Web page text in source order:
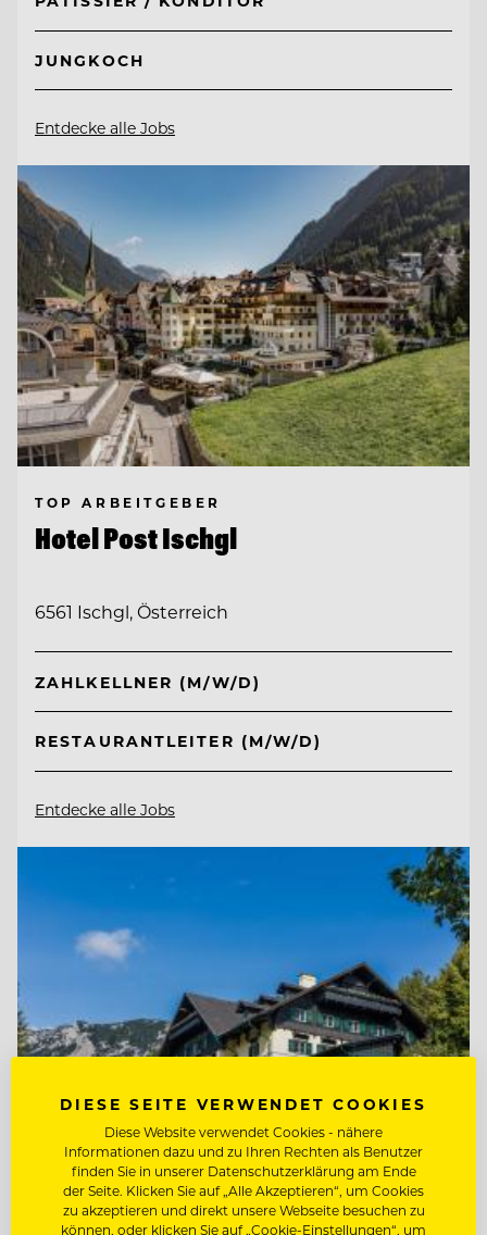
JUNGKOCH
Entdecke alle Jobs
TOP ARBEITGEBER
Hotel Post Ischgl
6561 Ischgl, Österreich
ZAHLKELLNER (M/W/D)
RESTAURANTLEITER (M/W/D)
Entdecke alle Jobs
TOP ARBEITGEBER
Knappenhof
DIESE SEITE VERWENDET COOKIES
Diese Website verwendet Cookies - nähere
Informationen dazu und zu Ihren Rechten als Benutzer
finden Sie in unserer Datenschutzerklärung am Ende
der Seite. Klicken Sie auf „Alle Akzeptieren“, um Cookies
zu akzeptieren und direkt unsere Webseite besuchen zu
können, oder klicken Sie auf „Cookie-Einstellungen“, um